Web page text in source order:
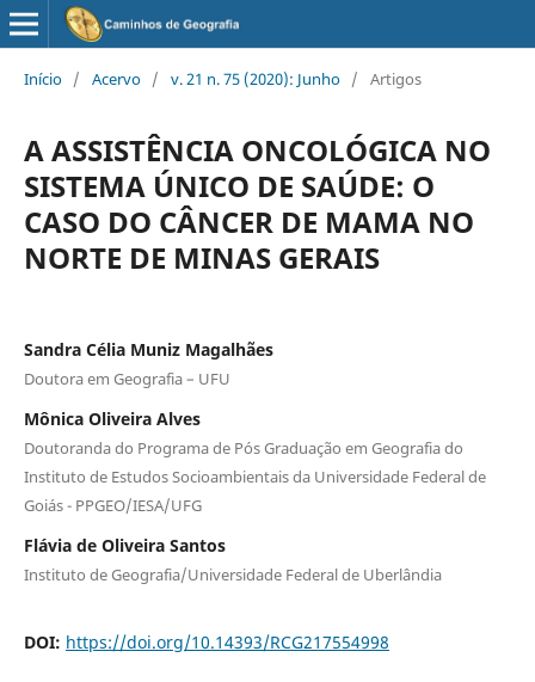
Início / Acervo / v. 21 n. 75 (2020): Junho / Artigos
A ASSISTÊNCIA ONCOLÓGICA NO
SISTEMA ÚNICO DE SAÚDE: O
CASO DO CÂNCER DE MAMA NO
NORTE DE MINAS GERAIS
Sandra Célia Muniz Magalhães
Doutora em Geografia – UFU
Mônica Oliveira Alves
Doutoranda do Programa de Pós Graduação em Geografia do
Instituto de Estudos Socioambientais da Universidade Federal de
Goiás - PPGEO/IESA/UFG
Flávia de Oliveira Santos
Instituto de Geografia/Universidade Federal de Uberlândia
DOI: https://doi.org/10.14393/RCG217554998